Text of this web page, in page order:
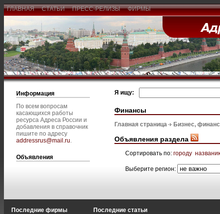
ГЛАВНАЯ СТАТЬИ ПРЕСС-РЕЛИЗЫ ФИРМЫ
Информация
По всем вопросам
касающихся работы
ресурса Адреса России и
добавления в справочник
пишите по адресу
addressrus@mail.ru.
Объявления
Я ищу:
Финансы
Главная страница Бизнес,
Объявления раздела
Сортировать по: городу
Выберите регион:
Последние фирмы Последние статьи